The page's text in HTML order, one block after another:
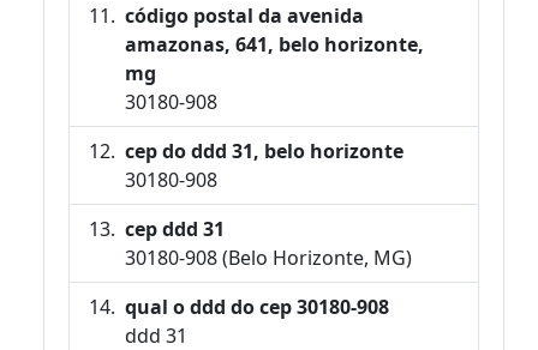
código postal da avenida
amazonas, 641, belo horizonte,
mg
30180-908
cep do ddd 31, belo horizonte
30180-908
cep ddd 31
30180-908 (Belo Horizonte, MG)
qual o ddd do cep 30180-908
ddd 31